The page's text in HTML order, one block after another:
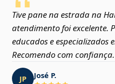
Tive pane na estrada na
atendimento foi excelente.
educados e especializados
Recomendo com confiança.
JP José P.